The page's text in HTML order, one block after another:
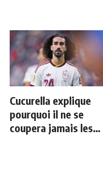
Cucurella explique
pourquoi il ne se
coupera jamais les